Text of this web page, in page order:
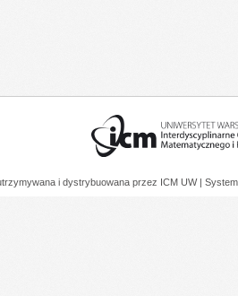
i dystrybuowana przez ICM UW |